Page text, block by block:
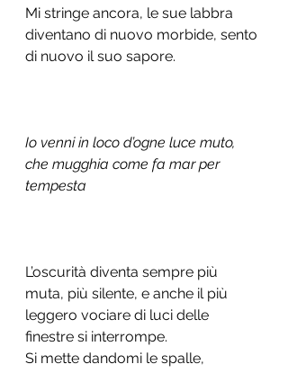
Mi stringe ancora, le sue labbra
diventano di nuovo morbide, sento
di nuovo il suo sapore.
Io venni in loco d’ogne luce muto,
che mugghia come fa mar per
tempesta
L’oscurità diventa sempre più
muta, più silente, e anche il più
leggero vociare di luci delle
finestre si interrompe.
Si mette dandomi le spalle,